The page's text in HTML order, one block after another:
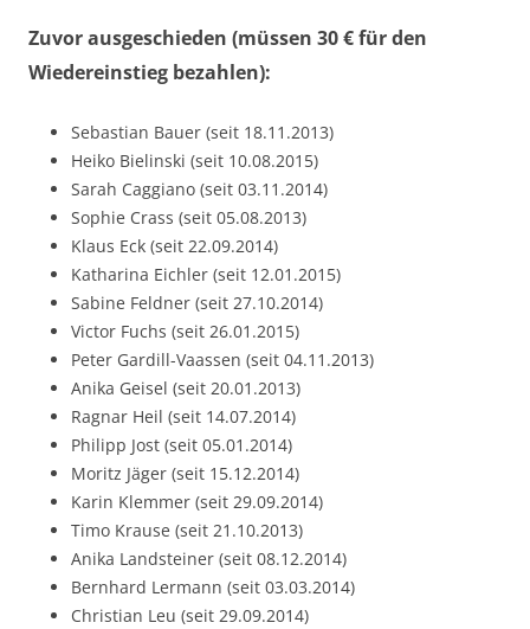
Zuvor ausgeschieden (müssen 30 € für den
Wiedereinstieg bezahlen):
Sebastian Bauer (seit 18.11.2013)
Heiko Bielinski (seit 10.08.2015)
Sarah Caggiano (seit 03.11.2014)
Sophie Crass (seit 05.08.2013)
Klaus Eck (seit 22.09.2014)
Katharina Eichler (seit 12.01.2015)
Sabine Feldner (seit 27.10.2014)
Victor Fuchs (seit 26.01.2015)
Peter Gardill-Vaassen (seit 04.11.2013)
Anika Geisel (seit 20.01.2013)
Ragnar Heil (seit 14.07.2014)
Philipp Jost (seit 05.01.2014)
Moritz Jäger (seit 15.12.2014)
Karin Klemmer (seit 29.09.2014)
Timo Krause (seit 21.10.2013)
Anika Landsteiner (seit 08.12.2014)
Bernhard Lermann (seit 03.03.2014)
Christian Leu (seit 29.09.2014)